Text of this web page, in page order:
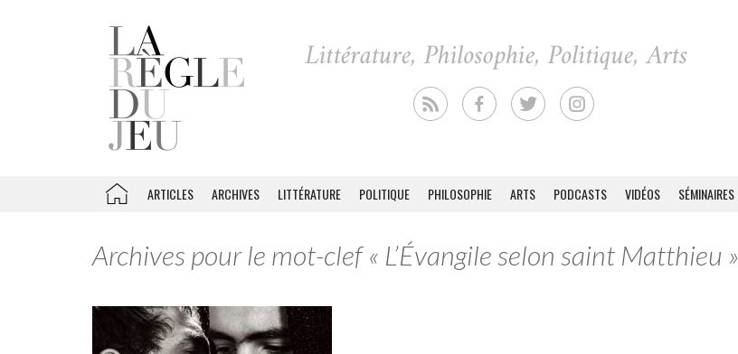
ARTICLES ARCHIVES LITTÉRATURE POLITIQUE PHILOSOPHIE ARTS PODCASTS VIDÉOS SÉMINAIRES
Archives pour le mot-clef « L’Évangile selon saint Matthieu »